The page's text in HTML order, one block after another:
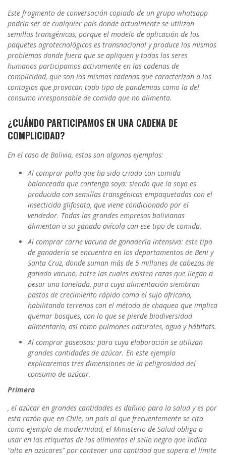
Este fragmento de conversación copiado de un grupo whatsapp
podría ser de cualquier país donde actualmente se utilizan
semillas transgénicas, porque el modelo de aplicación de los
paquetes agrotecnológicos es transnacional y produce los mismos
problemas donde fuera que se apliquen y todos los seres
humanos participamos activamente en las cadenas de
complicidad, que son las mismas cadenas que caracterizan a los
contagios que provocan todo tipo de pandemias como la del
consumo irresponsable de comida que no alimenta.
¿CUÁNDO PARTICIPAMOS EN UNA CADENA DE
COMPLICIDAD?
En el caso de Bolivia, estos son algunos ejemplos:
Al comprar pollo que ha sido criado con comida
balanceada que contenga soya: siendo que la soya es
producida con semillas transgénicas empaquetadas con el
insecticida glifosato, que viene condicionado por el
vendedor. Todas las grandes empresas bolivianas
alimentan a su ganado avícola con ese tipo de comida.
Al comprar carne vacuna de ganadería intensiva: este tipo
de ganadería se encuentra en los departamentos de Beni y
Santa Cruz, donde suman más de 5 millones de cabezas de
ganado vacuno, entre las cuales existen razas que llegan a
pesar una tonelada, para cuya alimentación siembran
pastos de crecimiento rápido como el sujo africano,
habilitando terrenos con el método de chaqueo que implica
quemar bosques, con lo que se pierde biodiversidad
alimentaria, así como pulmones naturales, agua y hábitats.
Al comprar gaseosas: para cuya elaboración se utilizan
grandes cantidades de azúcar. En este ejemplo
explicaremos tres dimensiones de la peligrosidad del
consumo de azúcar.
Primero
, el azúcar en grandes cantidades es dañino para la salud y es por
esta razón que en Chile, un país al que frecuentemente se cita
como ejemplo de modernidad, el Ministerio de Salud obliga a
usar en las etiquetas de los alimentos el sello negro que indica
“alto en azúcares” por contener una cantidad que supera el límite